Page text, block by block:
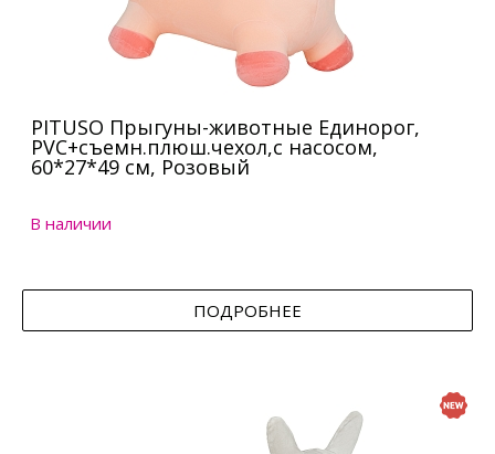
PITUSO Прыгуны-животные Единорог,
PVC+съемн.плюш.чехол,с насосом,
60*27*49 см, Розовый
В наличии
ПОДРОБНЕЕ